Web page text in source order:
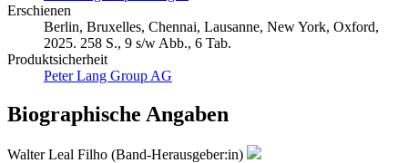
Erschienen
Berlin, Bruxelles, Chennai, Lausanne, New York, Oxford,
2025. 258 S., 9 s/w Abb., 6 Tab.
Produktsicherheit
Peter Lang Group AG
Biographische Angaben
Walter Leal Filho (Band-Herausgeber:in)